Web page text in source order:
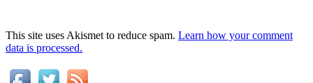
This site uses Akismet to reduce spam. Learn how your comment
data is processed.